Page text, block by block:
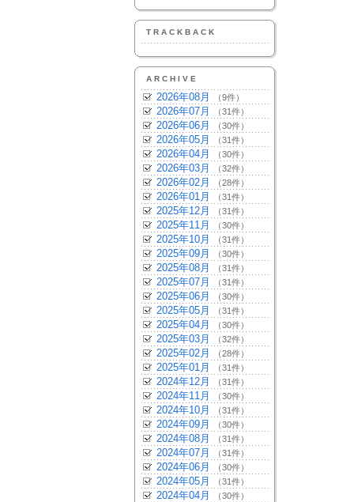
TRACKBACK
ARCHIVE
2026年08月 （9件）
2026年07月 （31件）
2026年06月 （30件）
2026年05月 （31件）
2026年04月 （30件）
2026年03月 （32件）
2026年02月 （28件）
2026年01月 （31件）
2025年12月 （31件）
2025年11月 （30件）
2025年10月 （31件）
2025年09月 （30件）
2025年08月 （31件）
2025年07月 （31件）
2025年06月 （30件）
2025年05月 （31件）
2025年04月 （30件）
2025年03月 （32件）
2025年02月 （28件）
2025年01月 （31件）
2024年12月 （31件）
2024年11月 （30件）
2024年10月 （31件）
2024年09月 （30件）
2024年08月 （31件）
2024年07月 （31件）
2024年06月 （30件）
2024年05月 （31件）
2024年04月 （30件）